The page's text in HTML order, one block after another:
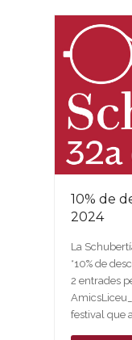
10% de
2024
La
*10% de
2 entrades
festival que